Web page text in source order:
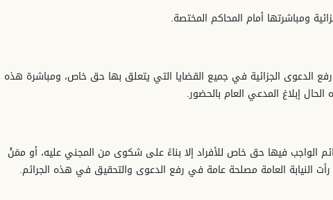
ومباشرتها أمام المحاكم المختصة.
الدعوى الجزائية في جميع القضايا التي يتعلق بها حق خاص، ومباشرة هذه
إبلاغ المدعي العام بالحضور.
الواجب فيها حق خاص للأفراد إلا بناءً على شكوى من المجني عليه، أو ممَنْ
رأت النيابة العامة مصلحة عامة في رفع الدعوى والتحقيق في هذه الجرائم.